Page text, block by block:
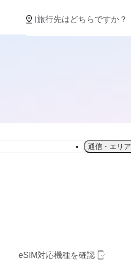
通信・エリア
eSIM対応機種を確認